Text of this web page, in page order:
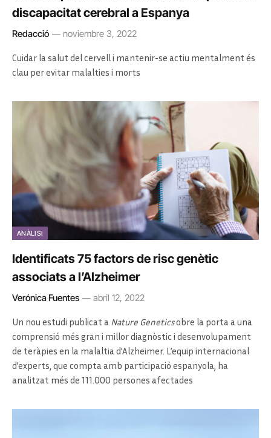
discapacitat cerebral a Espanya
Redacció noviembre 3, 2022
Cuidar la salut del cervell i mantenir-se actiu mentalment és
clau per evitar malalties i morts
ANÀLISI
Identificats 75 factors de risc genètic
associats a l’Alzheimer
Verónica Fuentes abril 12, 2022
Un nou estudi publicat a Nature Geneticsobre la porta a una
comprensió més gran i millor diagnòstic i desenvolupament
de teràpies en la malaltia d’Alzheimer. L’equip internacional
d’experts, que compta amb participació espanyola, ha
analitzat més de 111.000 persones afectades